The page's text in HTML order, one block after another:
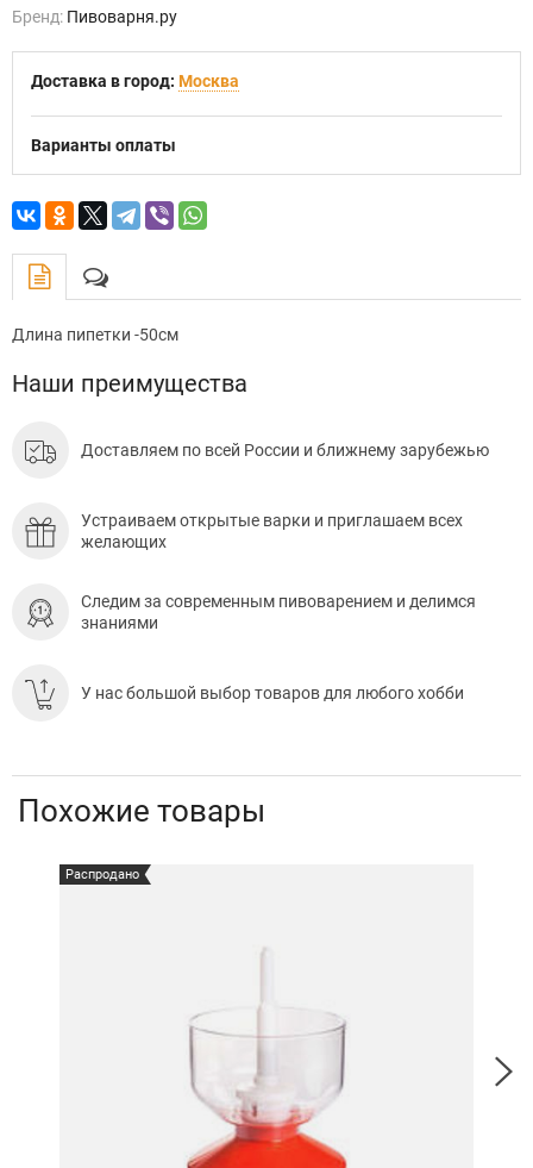
Бренд: Пивоварня.ру
Доставка в город: Москва
Варианты оплаты
Длина пипетки -50см
Наши преимущества
Доставляем по всей России и ближнему зарубежью
Устраиваем открытые варки и приглашаем всех
желающих
Следим за современным пивоварением и делимся
знаниями
У нас большой выбор товаров для любого хобби
Похожие товары
Распродано